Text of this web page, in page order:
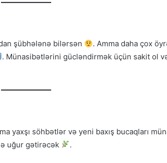
şübhələnə bilərsən
. Amma daha çox
. Münasibətlərini gücləndirmək üçün sakit ol
yaxşı söhbətlər və yeni baxış bucaqları
uğur gətirəcək .